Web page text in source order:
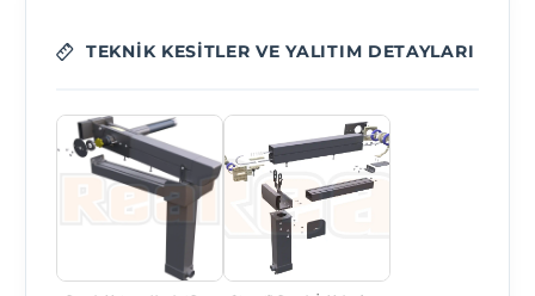
TEKNIK KESITLER VE YALITIM DETAYLARI